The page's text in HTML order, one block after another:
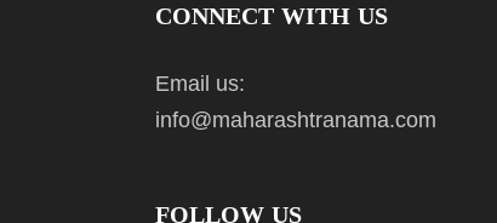
CONNECT WITH US
Email us:
info@maharashtranama.com